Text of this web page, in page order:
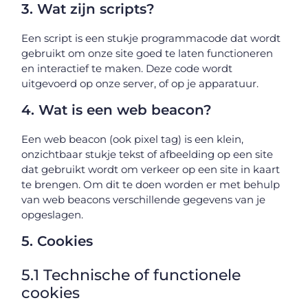
3. Wat zijn scripts?
Een script is een stukje programmacode dat wordt
gebruikt om onze site goed te laten functioneren
en interactief te maken. Deze code wordt
uitgevoerd op onze server, of op je apparatuur.
4. Wat is een web beacon?
Een web beacon (ook pixel tag) is een klein,
onzichtbaar stukje tekst of afbeelding op een site
dat gebruikt wordt om verkeer op een site in kaart
te brengen. Om dit te doen worden er met behulp
van web beacons verschillende gegevens van je
opgeslagen.
5. Cookies
5.1 Technische of functionele
cookies